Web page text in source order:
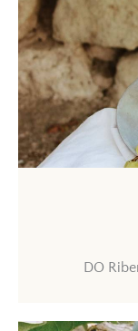
DO